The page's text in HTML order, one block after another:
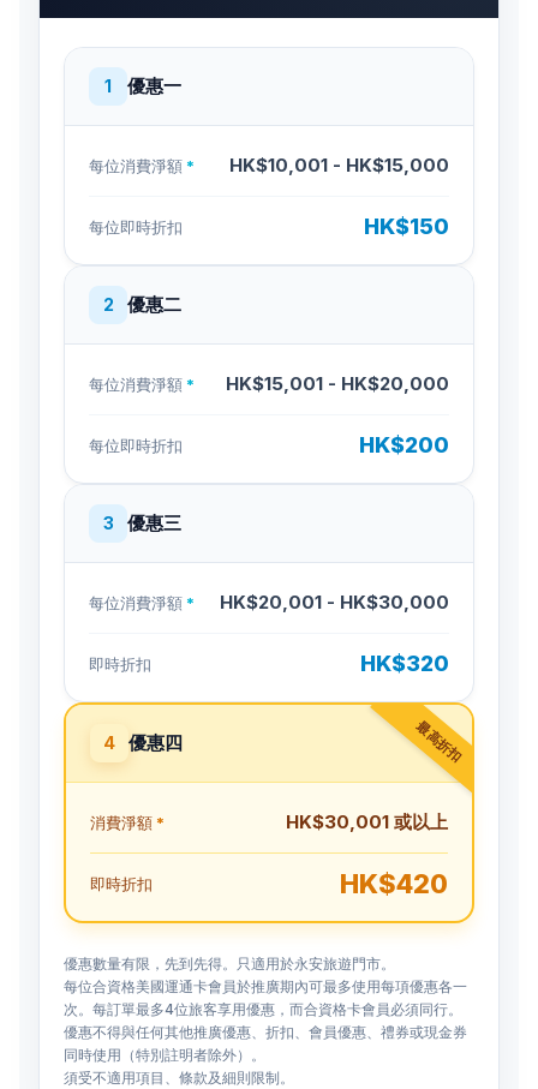
1 優惠一
每位消費淨額 * HK$10,001 - HK$15,000
每位即時折扣 HK$150
2 優惠二
每位消費淨額 * HK$15,001 - HK$20,000
每位即時折扣 HK$200
3 優惠三
每位消費淨額 * HK$20,001 - HK$30,000
即時折扣 HK$320
最高折扣
4 優惠四
消費淨額 * HK$30,001 或以上
即時折扣 HK$420
優惠數量有限，先到先得。只適用於永安旅遊門市。
每位合資格美國運通卡會員於推廣期內可最多使用每項優惠各一
次。每訂單最多4位旅客享用優惠，而合資格卡會員必須同行。
優惠不得與任何其他推廣優惠、折扣、會員優惠、禮券或現金券
同時使用（特別註明者除外）。
須受不適用項目、條款及細則限制。